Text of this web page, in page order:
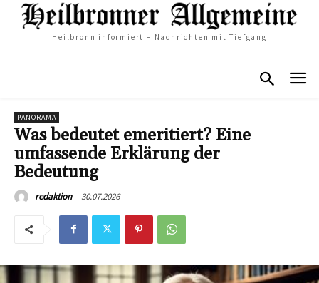
Heilbronn informiert – Nachrichten mit Tiefgang
PANORAMA
Was bedeutet emeritiert? Eine
umfassende Erklärung der
Bedeutung
redaktion 30.07.2026